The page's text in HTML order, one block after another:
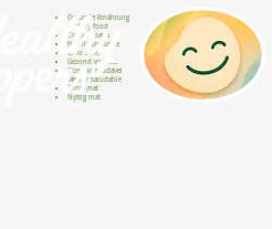
Gesunde Ernährung
Healthy food
Comida sana
Nourriture saine
Cibo sano
Gezond voedsel
Comida saudável
Menjar saludable
Sunn mat
Nyttig mat